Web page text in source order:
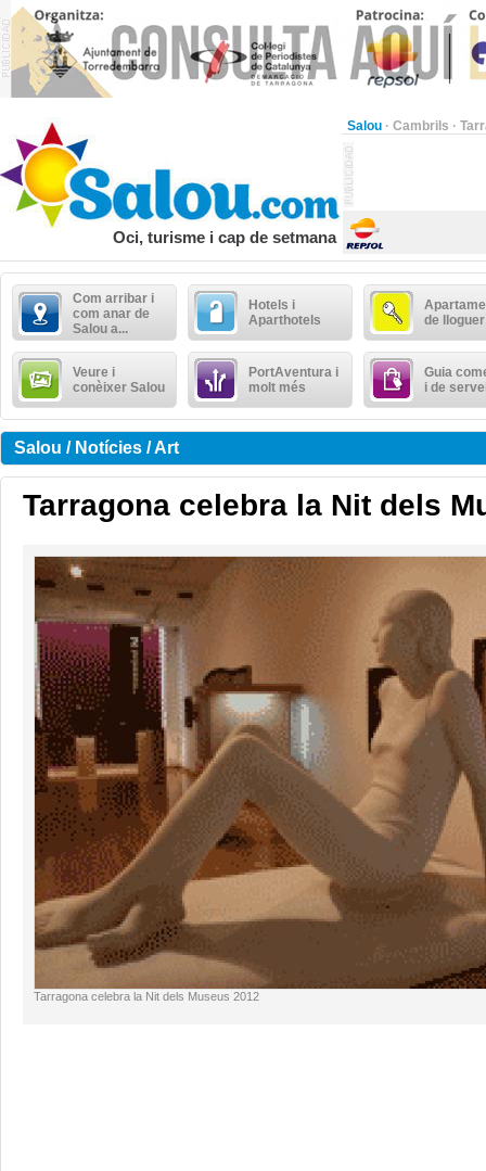
Salou · Cambrils ·
Oci, turisme i cap de setmana
Com arribar i
com anar de
Salou a...
Hotels i
Aparthotels
de lloguer
Veure i
conèixer Salou
PortAventura i
molt més
Guia
i de
Salou / Notícies / Art
Tarragona celebra la Nit dels
Tarragona celebra la Nit dels Museus 2012